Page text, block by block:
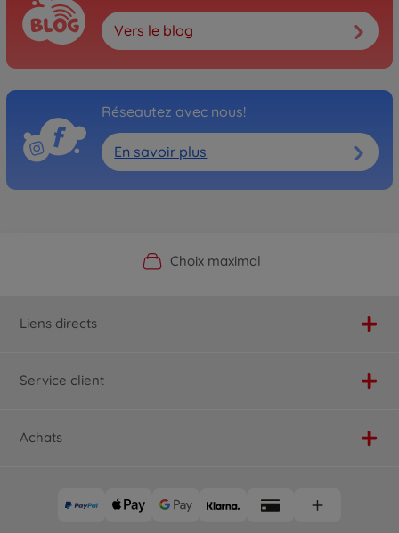
Vers le blog
Réseautez avec nous!
En savoir plus
Boutique officielle du fabricant
Choix maximal
Service personnalisé
Livraison rapide
Liens directs
Service client
Achats